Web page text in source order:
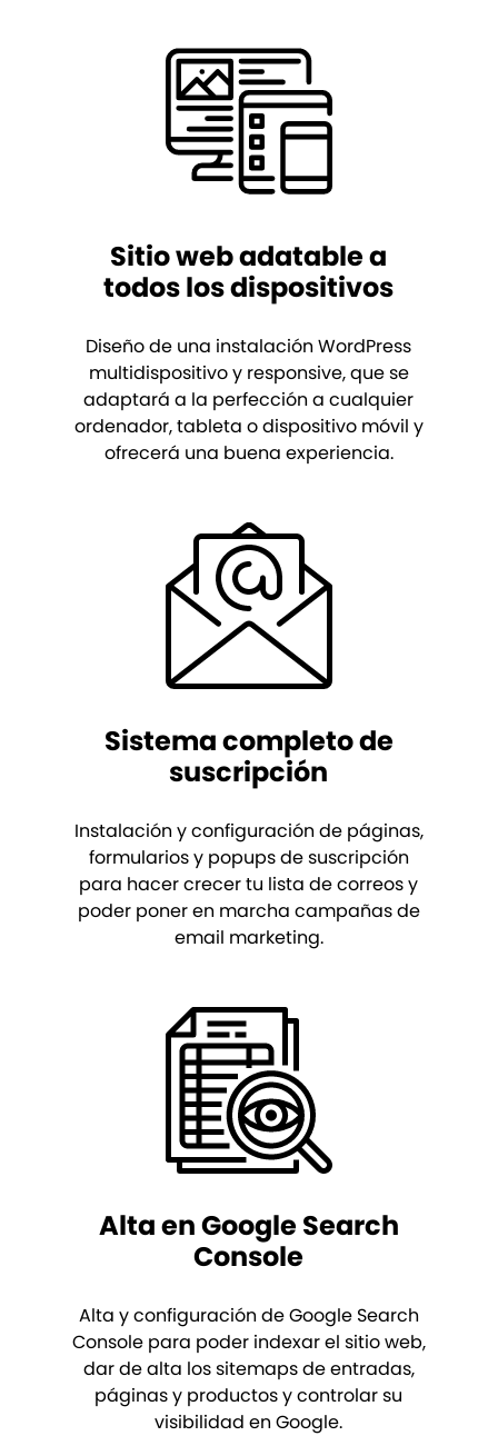
Sitio web adatable a
todos los dispositivos
Diseño de una instalación WordPress
multidispositivo y responsive, que se
adaptará a la perfección a cualquier
ordenador, tableta o dispositivo móvil y
ofrecerá una buena experiencia.
Sistema completo de
suscripción
Instalación y configuración de páginas,
formularios y popups de suscripción
para hacer crecer tu lista de correos y
poder poner en marcha campañas de
email marketing.
Alta en Google Search
Console
Alta y configuración de Google Search
Console para poder indexar el sitio web,
dar de alta los sitemaps de entradas,
páginas y productos y controlar su
visibilidad en Google.